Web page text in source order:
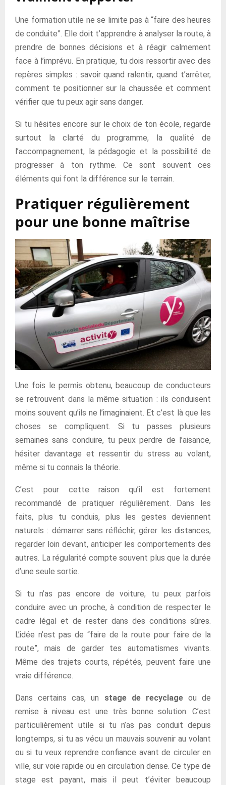
Une formation utile ne se limite pas à “faire des heures
de conduite”. Elle doit t’apprendre à analyser la route, à
prendre de bonnes décisions et à réagir calmement
face à l’imprévu. En pratique, tu dois ressortir avec des
repères simples : savoir quand ralentir, quand t’arrêter,
comment te positionner sur la chaussée et comment
vérifier que tu peux agir sans danger.
Si tu hésites encore sur le choix de ton école, regarde
surtout la clarté du programme, la qualité de
l’accompagnement, la pédagogie et la possibilité de
progresser à ton rythme. Ce sont souvent ces
éléments qui font la différence sur le terrain.
Pratiquer régulièrement
pour une bonne maîtrise
Une fois le permis obtenu, beaucoup de conducteurs
se retrouvent dans la même situation : ils conduisent
moins souvent qu’ils ne l’imaginaient. Et c’est là que les
choses se compliquent. Si tu passes plusieurs
semaines sans conduire, tu peux perdre de l’aisance,
hésiter davantage et ressentir du stress au volant,
même si tu connais la théorie.
C’est pour cette raison qu’il est fortement
recommandé de pratiquer régulièrement. Dans les
faits, plus tu conduis, plus les gestes deviennent
naturels : démarrer sans réfléchir, gérer les distances,
regarder loin devant, anticiper les comportements des
autres. La régularité compte souvent plus que la durée
d’une seule sortie.
Si tu n’as pas encore de voiture, tu peux parfois
conduire avec un proche, à condition de respecter le
cadre légal et de rester dans des conditions sûres.
L’idée n’est pas de “faire de la route pour faire de la
route”, mais de garder tes automatismes vivants.
Même des trajets courts, répétés, peuvent faire une
vraie différence.
Dans certains cas, un stage de recyclageou de
remise à niveau est une très bonne solution. C’est
particulièrement utile si tu n’as pas conduit depuis
longtemps, si tu as vécu un mauvais souvenir au volant
ou si tu veux reprendre confiance avant de circuler en
ville, sur voie rapide ou en circulation dense. Ce type de
stage est payant, mais il peut t’éviter beaucoup